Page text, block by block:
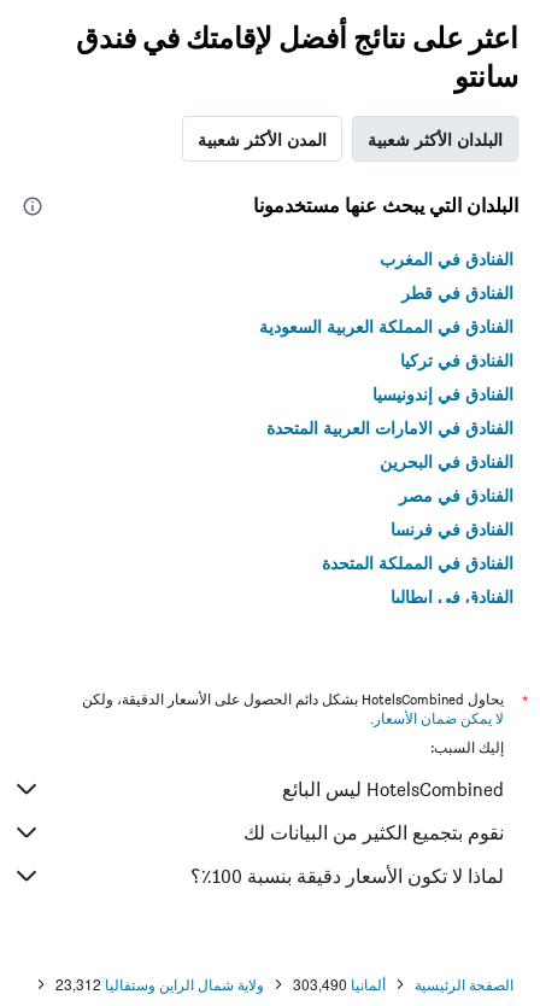
اعثر على نتائج أفضل لإقامتك في فندق
سانتو
البلدان الأكثر شعبية المدن الأكثر شعبية
البلدان التي يبحث عنها مستخدمونا
الفنادق في المغرب
الفنادق في قطر
الفنادق في المملكة العربية السعودية
الفنادق في تركيا
الفنادق في إندونيسيا
الفنادق في الامارات العربية المتحدة
الفنادق في البحرين
الفنادق في مصر
الفنادق في فرنسا
الفنادق في المملكة المتحدة
الفنادق في إيطاليا
*
يحاول HotelsCombined بشكل دائم الحصول على الأسعار الدقيقة، ولكن
لا يمكن ضمان الأسعار .
إليك السبب:
HotelsCombined ليس البائع
نقوم بتجميع الكثير من البيانات لك
لماذا لا تكون الأسعار دقيقة بنسبة 100٪؟
الصفحة الرئيسية ألمانيا 303,490 ولاية شمال الراين وستفاليا 23,312